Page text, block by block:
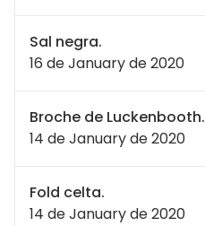
Sal negra.
16 de January de 2020
Broche de Luckenbooth.
14 de January de 2020
Fold celta.
14 de January de 2020